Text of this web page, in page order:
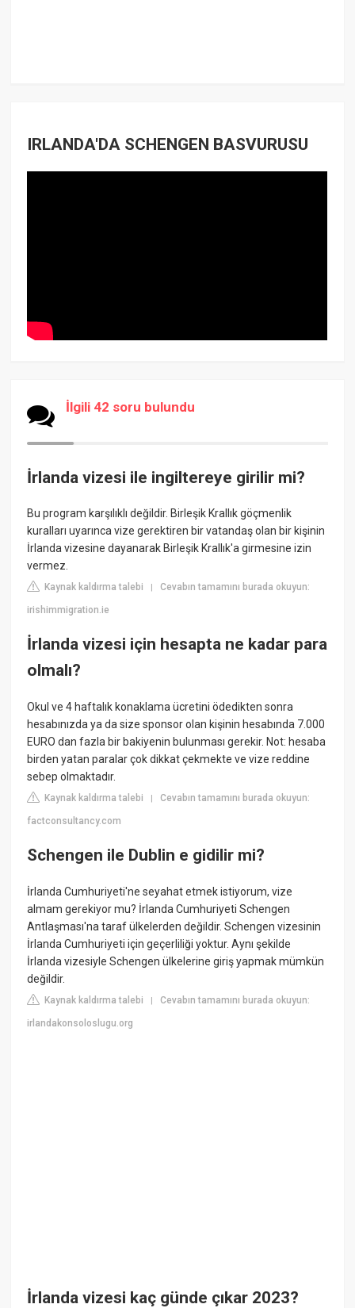
IRLANDA'DA SCHENGEN BASVURUSU
İlgili 42 soru bulundu
İrlanda vizesi ile ingiltereye girilir mi?
Bu program karşılıklı değildir. Birleşik Krallık göçmenlik
kuralları uyarınca vize gerektiren bir vatandaş olan bir kişinin
İrlanda vizesine dayanarak Birleşik Krallık'a girmesine izin
vermez.
Kaynak kaldırma talebi |Cevabın tamamını burada okuyun:
irishimmigration.ie
İrlanda vizesi için hesapta ne kadar para
olmalı?
Okul ve 4 haftalık konaklama ücretini ödedikten sonra
hesabınızda ya da size sponsor olan kişinin hesabında 7.000
EURO dan fazla bir bakiyenin bulunması gerekir. Not: hesaba
birden yatan paralar çok dikkat çekmekte ve vize reddine
sebep olmaktadır.
Kaynak kaldırma talebi |Cevabın tamamını burada okuyun:
factconsultancy.com
Schengen ile Dublin e gidilir mi?
İrlanda Cumhuriyeti'ne seyahat etmek istiyorum, vize
almam gerekiyor mu? İrlanda Cumhuriyeti Schengen
Antlaşması'na taraf ülkelerden değildir. Schengen vizesinin
İrlanda Cumhuriyeti için geçerliliği yoktur. Aynı şekilde
İrlanda vizesiyle Schengen ülkelerine giriş yapmak mümkün
değildir.
Kaynak kaldırma talebi |Cevabın tamamını burada okuyun:
irlandakonsoloslugu.org
İrlanda vizesi kaç günde çıkar 2023?